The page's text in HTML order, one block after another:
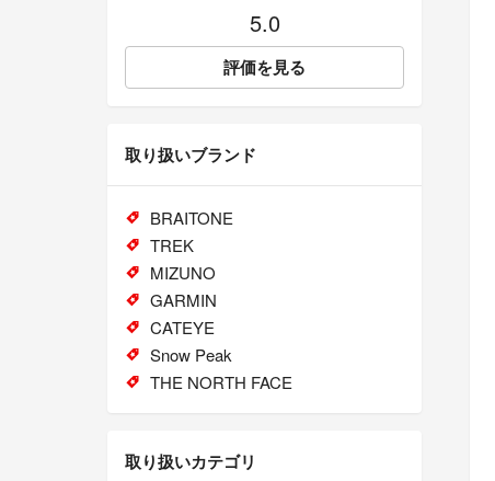
5.0
評価を見る
取り扱いブランド
BRAITONE
TREK
MIZUNO
GARMIN
CATEYE
Snow Peak
THE NORTH FACE
取り扱いカテゴリ